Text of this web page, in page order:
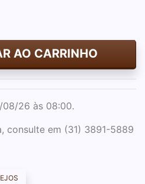
AO CARRINHO
26 às 08:00.
consulte em (31) 3891-5889